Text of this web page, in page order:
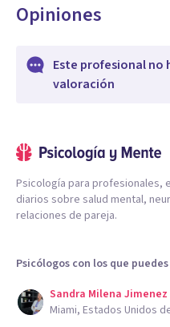
Opiniones
Este profesional no
valoración
Psicología para profesionales,
diarios sobre salud mental,
relaciones de pareja.
Psicólogos con los que
Sandra Milena Jimenez
Miami, Estados Unidos